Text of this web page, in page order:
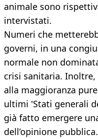
animale sono
intervistati.
Numeri che
governi, in una
normale non
crisi sanitaria.
alla maggioranza
ultimi 'Stati generali
già fatto emergere
dell’opinione